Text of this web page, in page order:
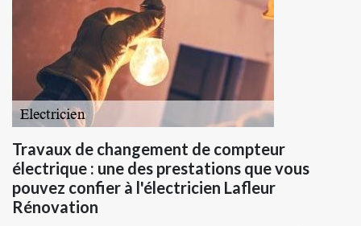
Travaux de changement de compteur
électrique : une des prestations que vous
pouvez confier à l'électricien Lafleur
Rénovation